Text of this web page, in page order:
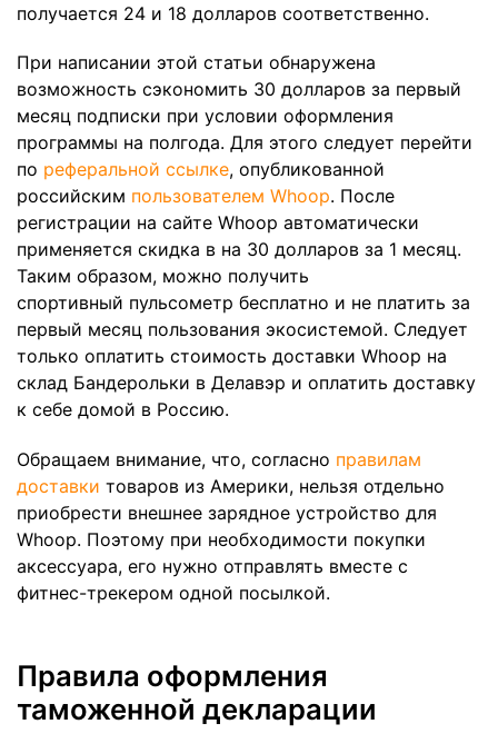
получается 24 и 18 долларов соответственно.
При написании этой статьи обнаружена
возможность сэкономить 30 долларов за первый
месяц подписки при условии оформления
программы на полгода. Для этого следует перейти
по реферальной ссылке, опубликованной
российским пользователем Whoop. После
регистрации на сайте Whoop автоматически
применяется скидка в на 30 долларов за 1 месяц.
Таким образом, можно получить
спортивный пульсометр бесплатно и не платить за
первый месяц пользования экосистемой. Следует
только оплатить стоимость доставки Whoop на
склад Бандерольки в Делавэр и оплатить доставку
к себе домой в Россию.
Обращаем внимание, что, согласно правилам
доставки товаров из Америки, нельзя отдельно
приобрести внешнее зарядное устройство для
Whoop. Поэтому при необходимости покупки
аксессуара, его нужно отправлять вместе с
фитнес-трекером одной посылкой.
Правила оформления
таможенной декларации